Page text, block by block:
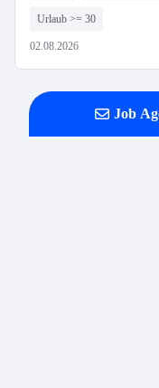
Urlaub >= 30
02.08.2026
Job